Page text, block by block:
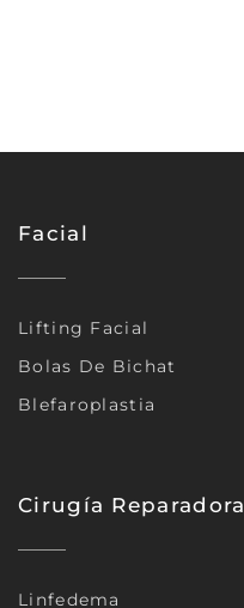
Facial
Lifting Facial
Bolas De Bichat
Blefaroplastia
Cirugía Reparadora
Linfedema